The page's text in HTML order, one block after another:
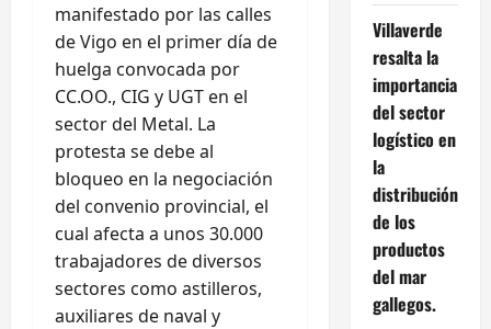
manifestado por las calles
de Vigo en el primer día de
huelga convocada por
CC.OO., CIG y UGT en el
sector del Metal. La
protesta se debe al
bloqueo en la negociación
del convenio provincial, el
cual afecta a unos 30.000
trabajadores de diversos
sectores como astilleros,
auxiliares de naval y
Villaverde
resalta la
importancia
del sector
logístico en
la
distribución
de los
productos
del mar
gallegos.